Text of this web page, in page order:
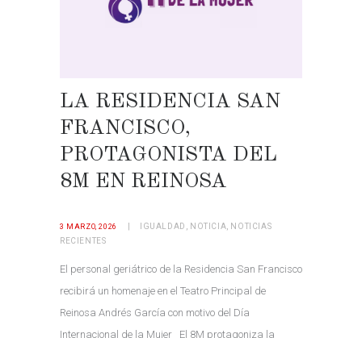
LA RESIDENCIA SAN
FRANCISCO,
PROTAGONISTA DEL
8M EN REINOSA
3 MARZO, 2026 IGUALDAD , NOTICIA, NOTICIAS
RECIENTES
El personal geriátrico de la Residencia San Francisco
recibirá un homenaje en el Teatro Principal de
Reinosa Andrés García con motivo del Día
Internacional de la Mujer El 8M protagoniza la